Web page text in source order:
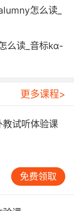
他们消耗的卡
怎么读_
么读_音标kɑ-
更多课程>
试听体验课
免费领取